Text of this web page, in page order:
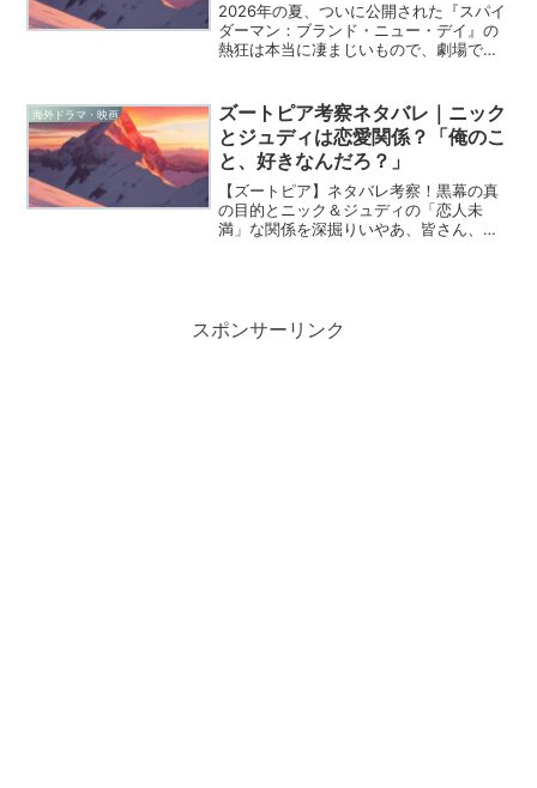
2026年の夏、ついに公開された『スパイ
ダーマン：ブランド・ニュー・デイ』の
熱狂は本当に凄まじいもので、劇場で目
は単なるスパイダーマンの新作というだ
けでなく、これから押...
海外ドラマ・映画
ズートピア考察ネタバレ｜ニック
とジュディは恋愛関係？「俺のこ
と、好きなんだろ？」
【ズートピア】ネタバレ考察！黒幕の真
の目的とニック＆ジュディの「恋人未
満」な関係を深掘りいやあ、皆さん、
スポンサーリンク